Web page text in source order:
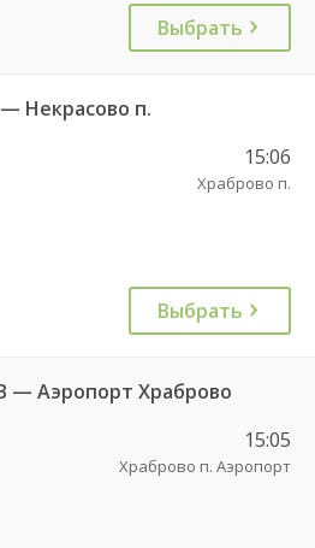
Выбрать
Некрасово п.
15:06
Храброво п.
Выбрать
— Аэропорт Храброво
15:05
Храброво п. Аэропорт